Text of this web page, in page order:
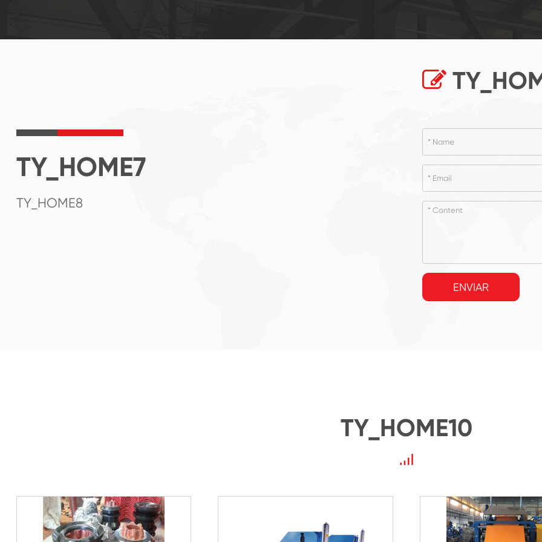
TY_HOME7
TY_HOME8
ENVIAR
TY_HOME10